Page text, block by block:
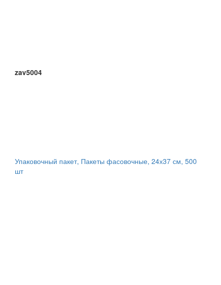
zav5004
Упаковочный пакет, Пакеты фасовочные, 24х37 см, 500
шт